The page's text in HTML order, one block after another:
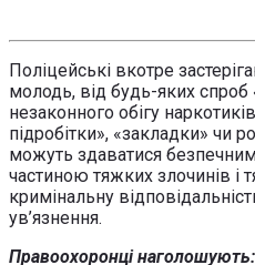
Поліцейські вкотре
молодь, від будь-яких спроб
незаконного обігу
підробітки», «закладки» чи
можуть здаватися
частиною тяжких злочинів і
кримінальну
ув’язнення.
Правоохоронці наголошують: